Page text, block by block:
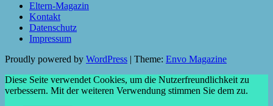
Eltern-Magazin
Kontakt
Datenschutz
Impressum
Proudly powered by WordPress Theme: Envo Magazine
Diese Seite verwendet Cookies, um die Nutzerfreundlichkeit zu
verbessern. Mit der weiteren Verwendung stimmen Sie dem zu.